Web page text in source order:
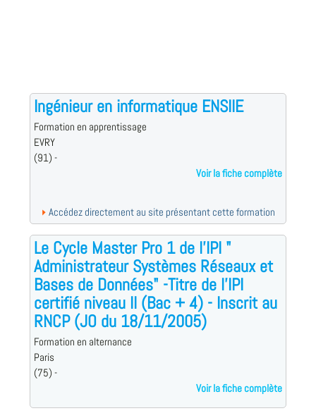
Ingénieur en informatique ENSIIE
Formation en apprentissage
EVRY
(91) -
Voir la fiche complète
Accédez directement au site présentant cette formation
Le Cycle Master Pro 1 de l'IPI "
Administrateur Systèmes Réseaux et
Bases de Données" -Titre de l'IPI
certifié niveau II (Bac + 4) - Inscrit au
RNCP (JO du 18/11/2005)
Formation en alternance
Paris
(75) -
Voir la fiche complète